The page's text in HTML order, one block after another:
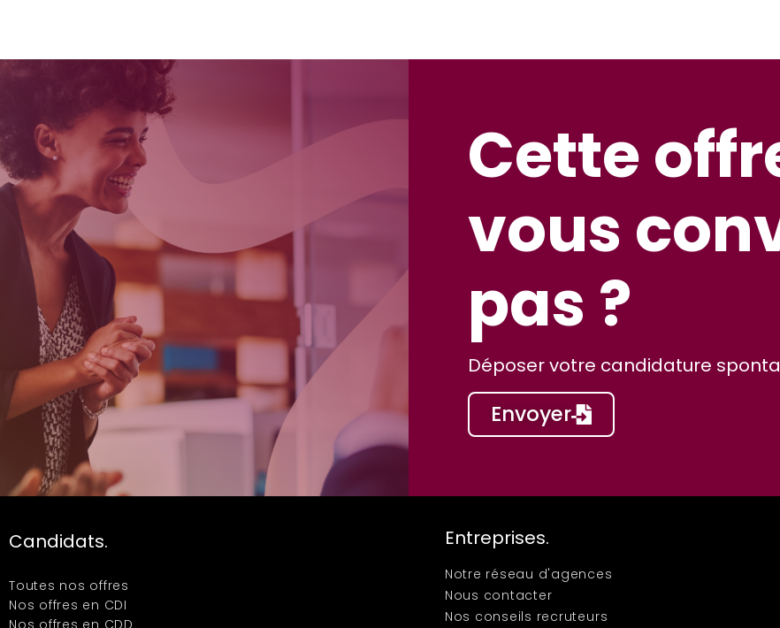
Cette
vous
pas ?
Déposer votre candidature
Envoyer
Candidats.
Toutes nos offres
Nos offres en CDI
Entreprises.
Notre réseau d'agences
Nous contacter
Nos conseils recruteurs